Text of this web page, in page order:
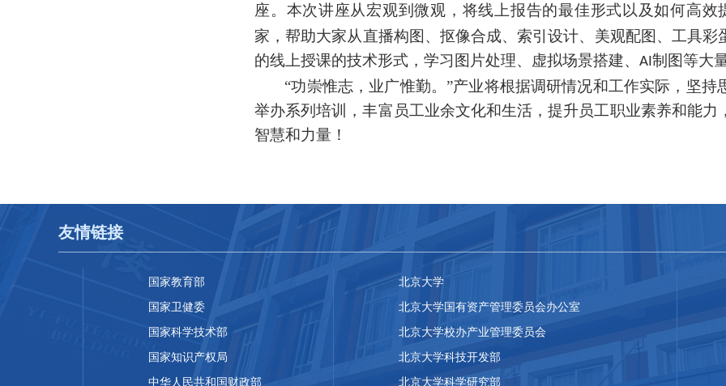
座。 本次讲座从宏观到微观 ， 将线上报告的最佳形式以及如何高效
家 ，帮助大家从直播构图、抠像合成、索引设计、美观配图、工具
的线上授课的技术形式 ， 学习 图片处理、虚拟场景搭建、 AI制图等大
“功崇惟志，业广惟勤。”产业将根据调研情况和工作实际，坚
举办系列培训，丰富员工业余文化和生活，提升员工职业素养和能力
智慧和力量！
友情链接
国家教育部
国家卫健委
国家科学技术部
国家知识产权局
中华人民共和国财政部
北京大学
北京大学国有资产管理委员会办公室
北京大学校办产业管理委员会
北京大学科技开发部
北京大学科学研究部